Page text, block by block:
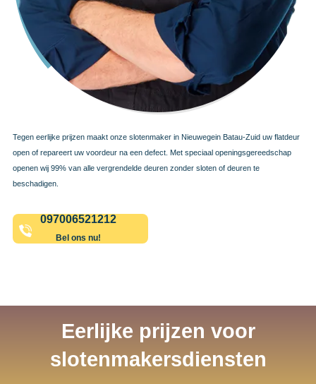
Tegen eerlijke prijzen maakt onze slotenmaker in Nieuwegein Batau-Zuid uw flatdeur
open of repareert uw voordeur na een defect. Met speciaal openingsgereedschap
openen wij 99% van alle vergrendelde deuren zonder sloten of deuren te
beschadigen.
097006521212
Bel ons nu!
Eerlijke prijzen voor
slotenmakersdiensten